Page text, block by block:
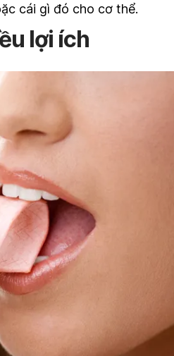
cái gì đó cho cơ thể.
lợi ích